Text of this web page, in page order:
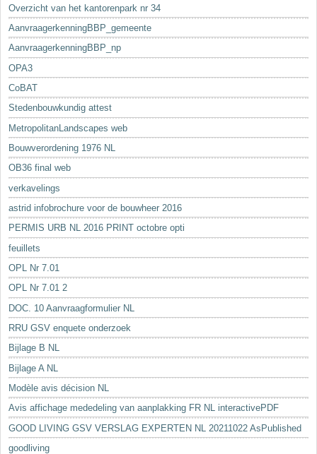
Overzicht van het kantorenpark nr 34
AanvraagerkenningBBP_gemeente
AanvraagerkenningBBP_np
OPA3
CoBAT
Stedenbouwkundig attest
MetropolitanLandscapes web
Bouwverordening 1976 NL
OB36 final web
verkavelings
astrid infobrochure voor de bouwheer 2016
PERMIS URB NL 2016 PRINT octobre opti
feuillets
OPL Nr 7.01
OPL Nr 7.01 2
DOC. 10 Aanvraagformulier NL
RRU GSV enquete onderzoek
Bijlage B NL
Bijlage A NL
Modèle avis décision NL
Avis affichage mededeling van aanplakking FR NL interactivePDF
GOOD LIVING GSV VERSLAG EXPERTEN NL 20211022 AsPublished
goodliving